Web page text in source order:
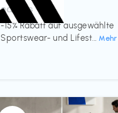
adidas
-15% Rabatt auf ausgewählte
Sportswear- und Lifest...Mehr